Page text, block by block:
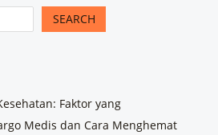
SEARCH
Faktor yang
Medis dan Cara Menghemat